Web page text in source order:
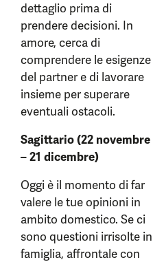
dettaglio prima di
prendere decisioni. In
amore, cerca di
comprendere le esigenze
del partner e di lavorare
insieme per superare
eventuali ostacoli.
Sagittario (22 novembre
– 21 dicembre)
Oggi è il momento di far
valere le tue opinioni in
ambito domestico. Se ci
sono questioni irrisolte in
famiglia, affrontale con